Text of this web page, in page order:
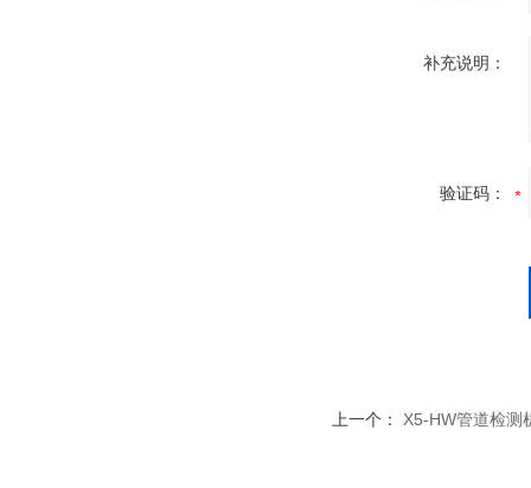
补充说明：
验证码：
上一个： X5-HW管道检测